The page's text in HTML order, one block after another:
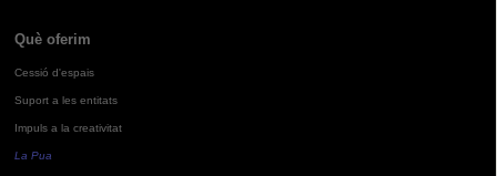
Què oferim
Cessió d'espais
Suport a les entitats
Impuls a la creativitat
La Pua